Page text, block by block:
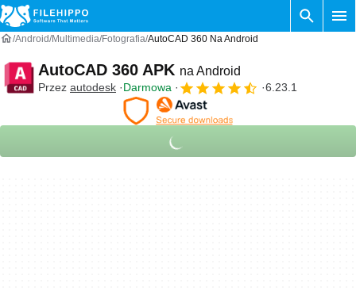
Android Multimedia Fotografia AutoCAD 360 Na Android
AutoCAD 360 APK na Android
Przez autodesk Darmowa 6.23.1